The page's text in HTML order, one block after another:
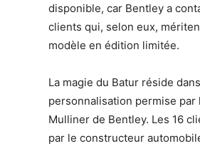
disponible, car Bentley a
clients qui, selon eux,
modèle en édition limitée.
La magie du Batur réside
personnalisation permise par
Mulliner de Bentley. Les 16
par le constructeur